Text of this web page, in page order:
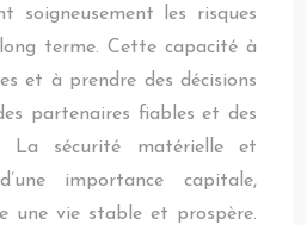
soigneusement les risques
terme. Cette capacité à
et à prendre des décisions
partenaires fiables et des
La sécurité matérielle et
importance capitale,
une vie stable et prospère.